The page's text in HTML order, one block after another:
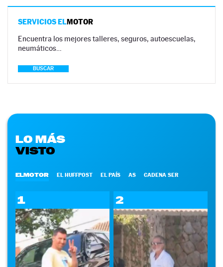
SERVICIOS ELMOTOR
Encuentra los mejores talleres, seguros, autoescuelas,
neumáticos…
BUSCAR
LO MÁS
VISTO
ELMOTOR EL HUFFPOST EL PAÍS AS CADENA SER
1 2